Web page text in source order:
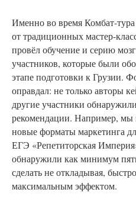
Именно во время Комбат-
от традиционных мастер-
провёл обучение и серию
участников, которые были
этапе подготовки к Грузии.
оправдал: не только авторы
другие участники
рекомендации. Например, мы
новые форматы маркетинга
ЕГЭ «Репетиторская
обнаружили как минимум
сделать не откладывая,
максимальным эффектом.